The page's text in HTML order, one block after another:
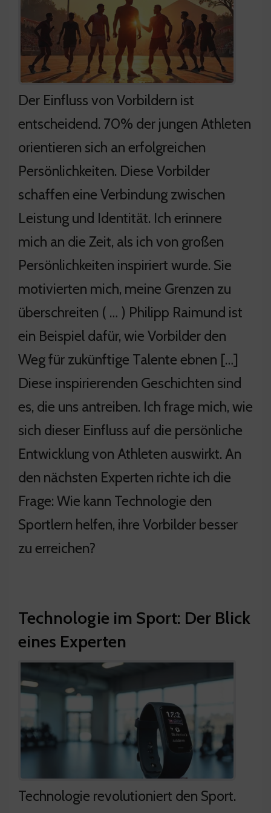
Der Einfluss von Vorbildern ist
entscheidend. 70% der jungen Athleten
orientieren sich an erfolgreichen
Persönlichkeiten. Diese Vorbilder
schaffen eine Verbindung zwischen
Leistung und Identität. Ich erinnere
mich an die Zeit, als ich von großen
Persönlichkeiten inspiriert wurde. Sie
motivierten mich, meine Grenzen zu
überschreiten ( … ) Philipp Raimund ist
ein Beispiel dafür, wie Vorbilder den
Weg für zukünftige Talente ebnen […]
Diese inspirierenden Geschichten sind
es, die uns antreiben. Ich frage mich, wie
sich dieser Einfluss auf die persönliche
Entwicklung von Athleten auswirkt. An
den nächsten Experten richte ich die
Frage: Wie kann Technologie den
Sportlern helfen, ihre Vorbilder besser
zu erreichen?
Technologie im Sport: Der Blick
eines Experten
Technologie revolutioniert den Sport.